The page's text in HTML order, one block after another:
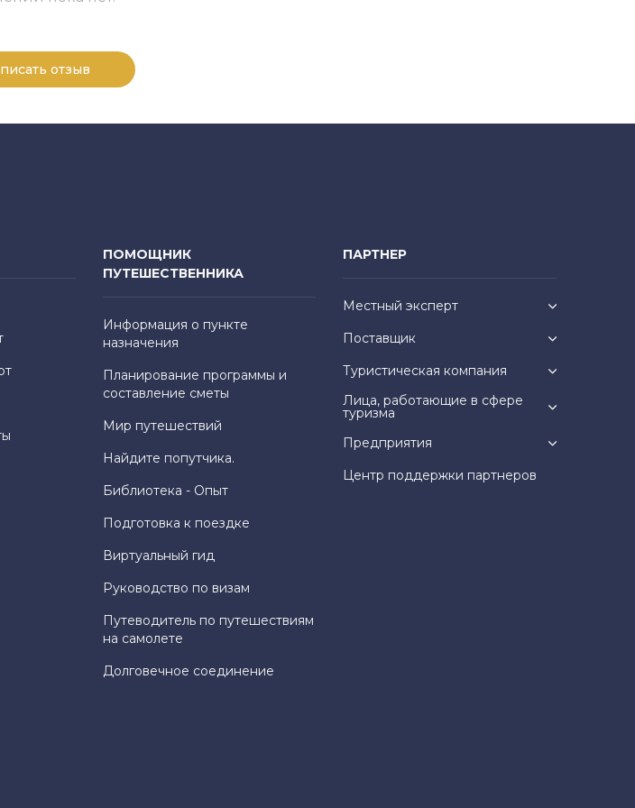
отзыв
ПОМОЩНИК
ПУТЕШЕСТВЕННИКА
Информация о пункте
назначения
Планирование программы и
составление сметы
Мир путешествий
Найдите попутчика.
Библиотека - Опыт
Подготовка к поездке
Виртуальный гид
Руководство по визам
Путеводитель по путешествиям
на самолете
Долговечное соединение
ПАРТНЕР
Местный эксперт
Поставщик
Туристическая компания
Лица, работающие в сфере
туризма
Предприятия
Центр поддержки партнеров